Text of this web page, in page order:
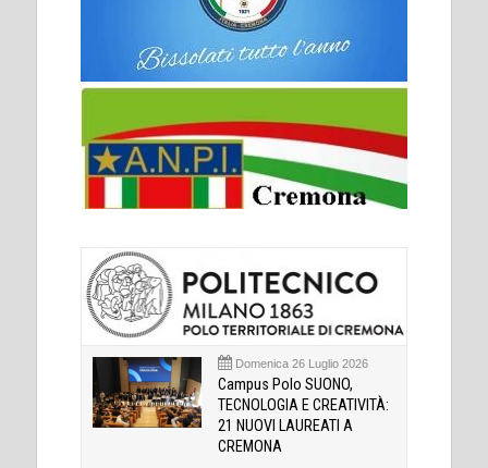
Domenica 26 Luglio 2026
Campus Polo SUONO,
TECNOLOGIA E CREATIVITÀ:
21 NUOVI LAUREATI A
CREMONA